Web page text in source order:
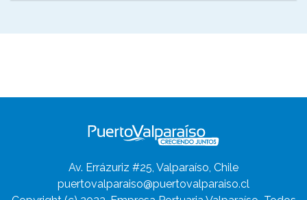
Av. Errázuriz #25, Valparaíso, Chile
puertovalparaiso@puertovalparaiso.cl